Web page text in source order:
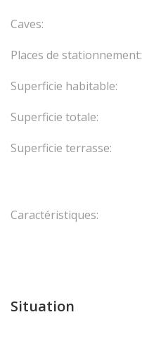
Caves:
Places de stationnement:
Superficie habitable:
Superficie totale:
Superficie terrasse:
Caractéristiques:
Situation